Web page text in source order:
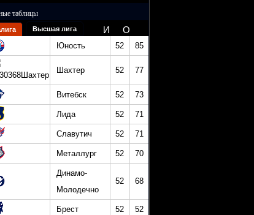
таблицы
Высшая лига И О
Юность 52 85
Шахтер 52 77
Витебск 52 73
Лида 52 71
Славутич 52 71
Металлург 52 70
Динамо-
Молодечно
52 68
Брест 52 52